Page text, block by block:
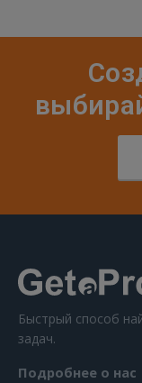
Быстрый способ
задач.
Подробнее о нас